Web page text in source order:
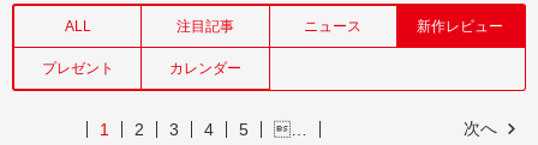
ALL 注目記事 ニュース 新作レビュー
プレゼント カレンダー
次へ
1 2 3 4 5 …